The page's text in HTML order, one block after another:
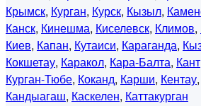
Крымск, Курган, Курск, Кызыл,
Канск, Кинешма, Киселевск, Климов,
Киев, Капан, Кутаиси, Караганда,
Кокшетау, Каракол, Кара-Балта, Кант
Курган-Тюбе, Коканд, Карши, Кентау,
Кандыагаш, Каскелен, Каттакурган